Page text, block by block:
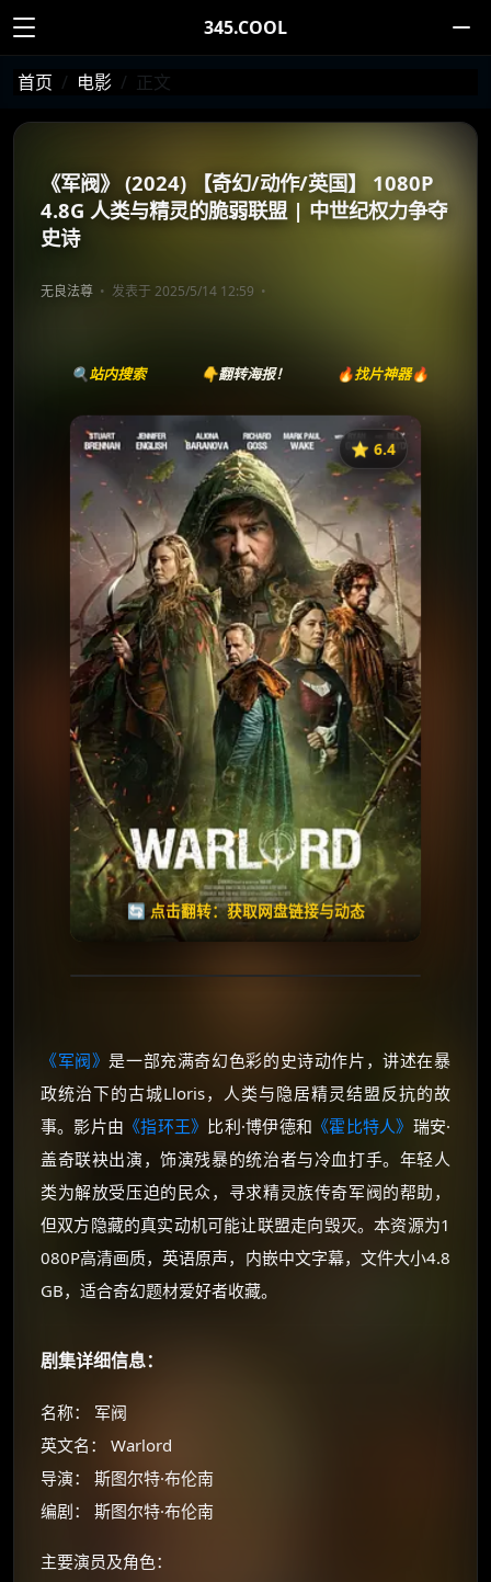
345.COOL
首页 电影 正文
《军阀》 (2024) 【奇幻/动作/英国】 1080P
4.8G 人类与精灵的脆弱联盟 | 中世纪权力争夺
史诗
无良法尊 发表于 2025/5/14 12:59
🔍站内搜索 👇翻转海报！ 🔥找片神器🔥
⭐️ 6.4
🔄 点击翻转：获取网盘链接与动态
《军阀》
⭐
收藏
⭐️ 评分：6.4 | 🎬 1972年
夸克网盘
失效请反馈
🧧️
天天领红包
《军阀》是一部充满奇幻色彩的史诗动作片，讲述在暴
政统治下的古城Lloris，人类与隐居精灵结盟反抗的故
事。影片由 《指环王》 比利·博伊德和 《霍比特人》 瑞安·
盖奇联袂出演，饰演残暴的统治者与冷血打手。年轻人
类为解放受压迫的民众，寻求精灵族传奇军阀的帮助，
但双方隐藏的真实动机可能让联盟走向毁灭。本资源为1
080P高清画质，英语原声，内嵌中文字幕，文件大小4.8
GB，适合奇幻题材爱好者收藏。
剧集详细信息：
名称： 军阀
英文名： Warlord
导演： 斯图尔特·布伦南
编剧： 斯图尔特·布伦南
主要演员及角色：